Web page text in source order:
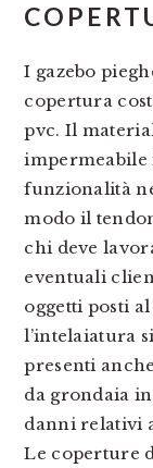
I gazebo
copertura
pvc. Il
impermeabile
funzionalità
modo il
chi deve
eventuali
oggetti posti
l’intelaiatura
presenti
da grondaia
danni relativi
Le coperture